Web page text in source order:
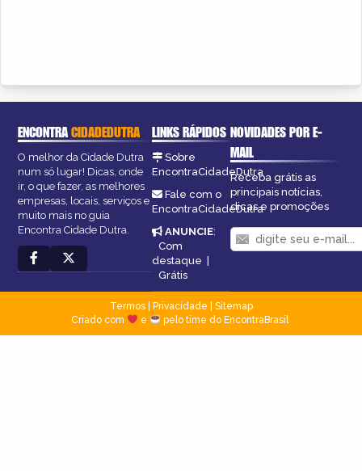
ENCONTRACIDADEDUTRA
O melhor da Cidade Dutra
num só lugar! Dicas, onde
ir, o que fazer, as melhores
empresas, locais, serviços e
muito mais no guia
Encontra Cidade Dutra.
LINKS RÁPIDOS
Sobre
EncontraCidadeDutra
Fale com o
EncontraCidadeDutra
ANUNCIE:
Com
destaque |
Grátis
NOVIDADES POR E-
MAIL
Receba grátis as
principais notícias,
dicas e promoções
Termos| Privacidade
Sitemap
Criado com
e pelo time do EncontraBrasil